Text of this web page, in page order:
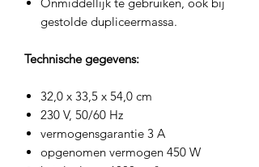
gestolde dupliceermassa.
Technische gegevens:
32,0 x 33,5 x 54,0 cm
230 V, 50/60 Hz
vermogensgarantie 3 A
opgenomen vermogen 450 W